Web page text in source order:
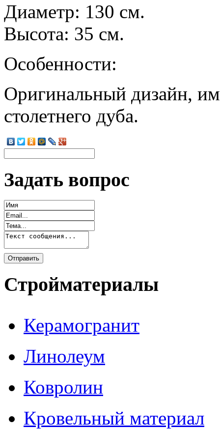
Диаметр: 130 см.
Высота: 35 см.
Особенности:
Оригинальный дизайн,
столетнего дуба.
Задать вопрос
Стройматериалы
Керамогранит
Линолеум
Ковролин
Кровельный материал